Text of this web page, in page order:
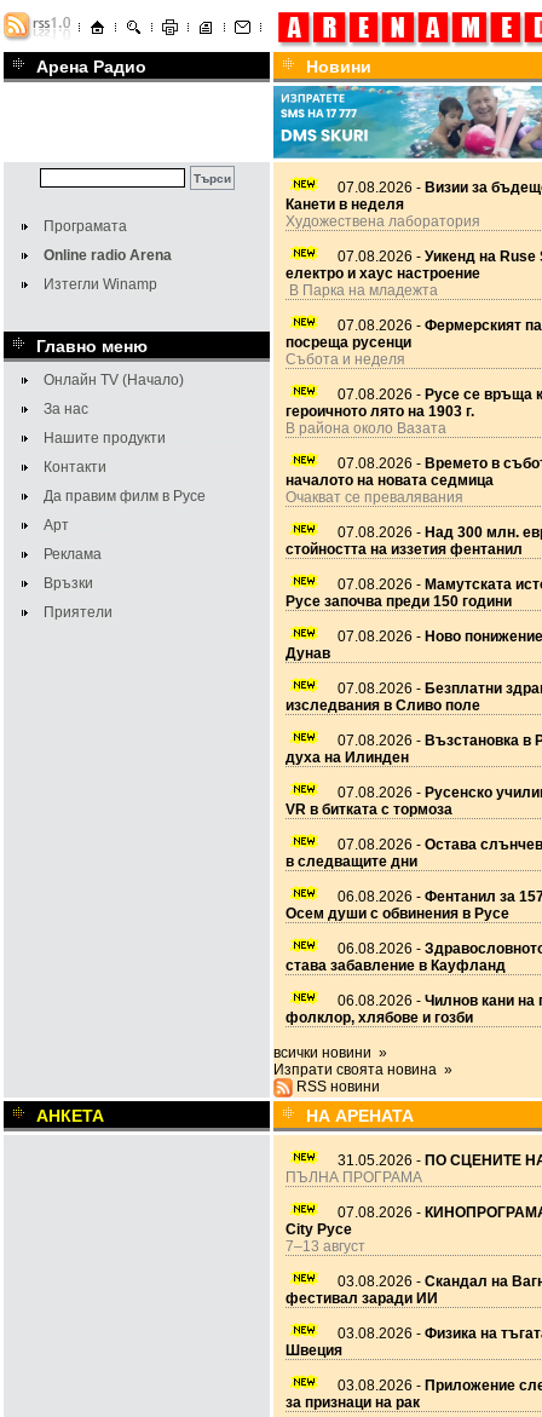
Арена Радио Новини
Програмата
Online radio Arena
Изтегли Winamp
Главно меню
Онлайн TV (Начало)
За нас
Нашите продукти
Контакти
Да правим филм в Русе
Арт
Реклама
Връзки
Приятели
07.08.2026 - Визии за
Канети в неделя
Художествена лаборатория
07.08.2026 - Уикенд на Ruse
електро и хаус настроение
В Парка на младежта
07.08.2026 - Фермерският
посреща русенци
Събота и неделя
07.08.2026 - Русе се връща
героичното лято на 1903 г.
В района около Вазата
07.08.2026 - Времето в
началото на новата седмица
Очакват се превалявания
07.08.2026 - Над 300 млн.
стойността на иззетия фентанил
07.08.2026 - Мамутската
Русе започва преди 150 години
07.08.2026 - Ново
Дунав
07.08.2026 - Безплатни
изследвания в Сливо поле
07.08.2026 - Възстановка в
духа на Илинден
07.08.2026 - Русенско
VR в битката с тормоза
07.08.2026 - Остава
в следващите дни
06.08.2026 - Фентанил за
Осем души с обвинения в Русе
06.08.2026 -
става забавление в Кауфланд
06.08.2026 - Чилнов кани на
фолклор, хлябове и гозби
всички новини »
Изпрати своята новина »
RSS новини
АНКЕТА НА АРЕНАТА
31.05.2026 - ПО СЦЕНИТЕ
ПЪЛНА ПРОГРАМА
07.08.2026 -
City Русе
7–13 август
03.08.2026 - Скандал на
фестивал заради ИИ
03.08.2026 - Физика на
Швеция
03.08.2026 - Приложение
за признаци на рак